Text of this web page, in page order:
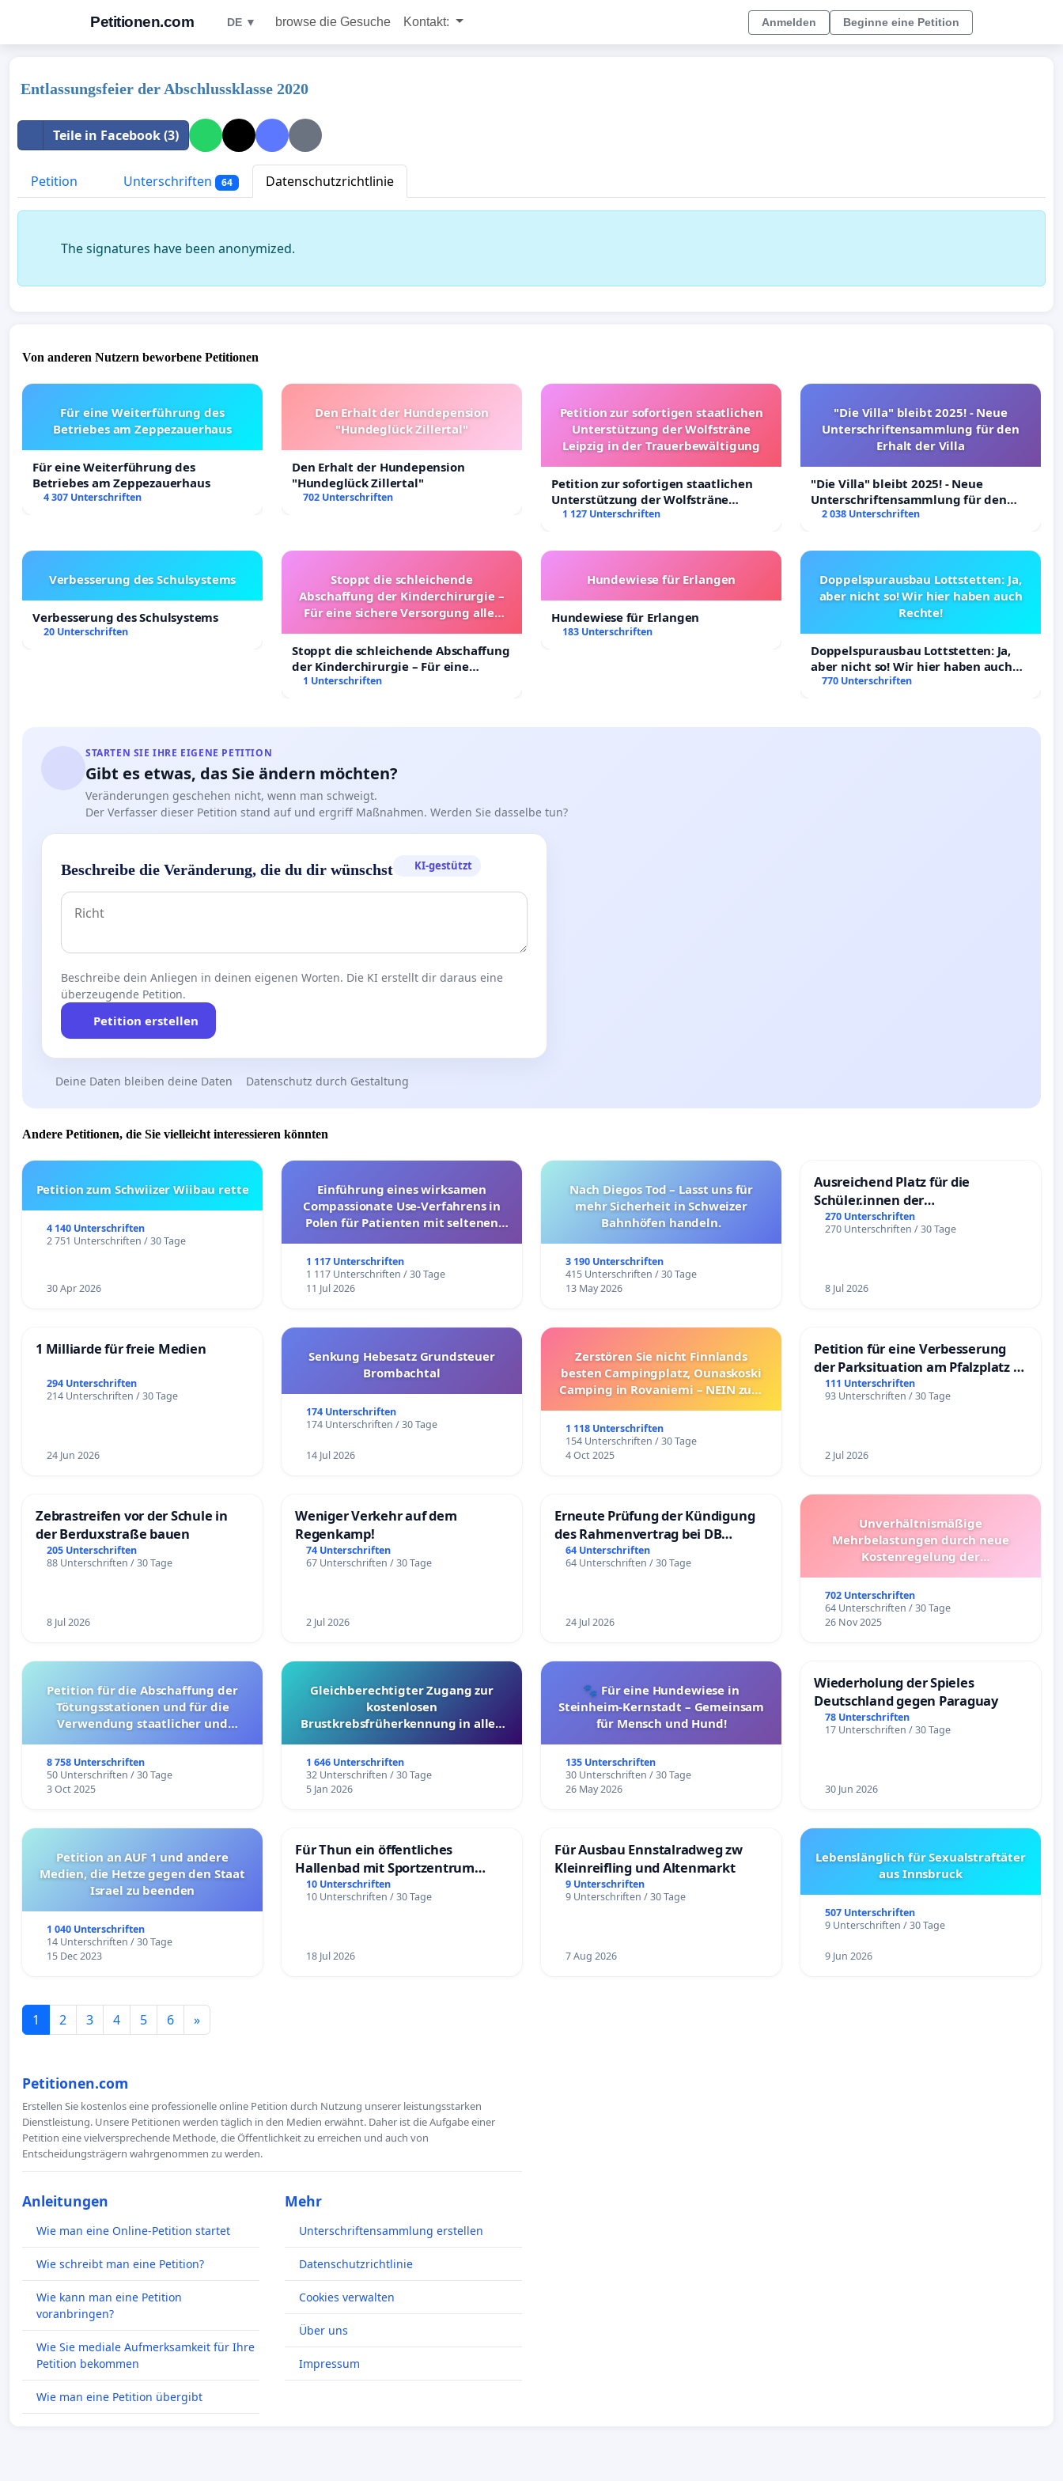
Petitionen.com DE ▼ browse die Gesuche Kontakt: Anmelden Beginne eine Petition
Entlassungsfeier der Abschlussklasse 2020
Teile in Facebook (3)
Petition Unterschriften 64 Datenschutzrichtlinie
The signatures have been anonymized.
Von anderen Nutzern beworbene Petitionen
Für eine Weiterführung des
Betriebes am Zeppezauerhaus
Für eine Weiterführung des
Betriebes am Zeppezauerhaus
4 307 Unterschriften
Den Erhalt der Hundepension
"Hundeglück Zillertal"
Den Erhalt der Hundepension
"Hundeglück Zillertal"
702 Unterschriften
Petition zur sofortigen staatlichen
Unterstützung der Wolfsträne
Leipzig in der Trauerbewältigung
Petition zur sofortigen staatlichen
Unterstützung der Wolfsträne
Leipzig in der Trauerbewältigung
1 127 Unterschriften
"Die Villa" bleibt 2025! - Neue
Unterschriftensammlung für den
Erhalt der Villa
"Die Villa" bleibt 2025! - Neue
Unterschriftensammlung für den
Erhalt der Villa
2 038 Unterschriften
Verbesserung des Schulsystems
Verbesserung des Schulsystems
20 Unterschriften
Stoppt die schleichende
Abschaffung der Kinderchirurgie –
Für eine sichere Versorgung aller
Stoppt die schleichende Abschaffung
der Kinderchirurgie – Für eine
sichere Versorgung aller Kinder in
1 Unterschriften
Hundewiese für Erlangen
Hundewiese für Erlangen
183 Unterschriften
Doppelspurausbau Lottstetten: Ja,
aber nicht so! Wir hier haben auch
Rechte!
Doppelspurausbau Lottstetten: Ja,
aber nicht so! Wir hier haben auch
Rechte!
770 Unterschriften
STARTEN SIE IHRE EIGENE PETITION
Gibt es etwas, das Sie ändern möchten?
Veränderungen geschehen nicht, wenn man schweigt.
Der Verfasser dieser Petition stand auf und ergriff Maßnahmen. Werden Sie dasselbe tun?
Beschreibe die Veränderung, die du dir wünschst KI-gestützt
Beschreibe dein Anliegen in deinen eigenen Worten. Die KI erstellt dir daraus eine
überzeugende Petition.
Petition erstellen
Deine Daten bleiben deine Daten Datenschutz durch Gestaltung
Andere Petitionen, die Sie vielleicht interessieren könnten
Petition zum Schwiizer Wiibau rette
4 140 Unterschriften
2 751 Unterschriften / 30 Tage
30 Apr 2026
Einführung eines wirksamen
Compassionate Use-Verfahrens in
Polen für Patienten mit seltenen
1 117 Unterschriften
1 117 Unterschriften / 30 Tage
11 Jul 2026
Nach Diegos Tod – Lasst uns für
mehr Sicherheit in Schweizer
Bahnhöfen handeln.
3 190 Unterschriften
415 Unterschriften / 30 Tage
13 May 2026
Ausreichend Platz für die
Schüler.innen der
Schönbergschule
270 Unterschriften
270 Unterschriften / 30 Tage
8 Jul 2026
1 Milliarde für freie Medien
294 Unterschriften
214 Unterschriften / 30 Tage
24 Jun 2026
Senkung Hebesatz Grundsteuer
Brombachtal
174 Unterschriften
174 Unterschriften / 30 Tage
14 Jul 2026
Zerstören Sie nicht Finnlands
besten Campingplatz, Ounaskoski
Camping in Rovaniemi – NEIN zum
1 118 Unterschriften
154 Unterschriften / 30 Tage
4 Oct 2025
Petition für eine Verbesserung
der Parksituation am Pfalzplatz in
Mannheim
111 Unterschriften
93 Unterschriften / 30 Tage
2 Jul 2026
Zebrastreifen vor der Schule in
der Berduxstraße bauen
205 Unterschriften
88 Unterschriften / 30 Tage
8 Jul 2026
Weniger Verkehr auf dem
Regenkamp!
74 Unterschriften
67 Unterschriften / 30 Tage
2 Jul 2026
Erneute Prüfung der Kündigung
des Rahmenvertrag bei DB
Fahrwegdienste Gmbh
64 Unterschriften
64 Unterschriften / 30 Tage
24 Jul 2026
Unverhältnismäßige
Mehrbelastungen durch neue
Kostenregelung der
Überprüfung und Alternativen
702 Unterschriften
64 Unterschriften / 30 Tage
26 Nov 2025
Petition für die Abschaffung der
Tötungsstationen und für die
Verwendung staatlicher und
8 758 Unterschriften
50 Unterschriften / 30 Tage
3 Oct 2025
Gleichberechtigter Zugang zur
kostenlosen
Brustkrebsfrüherkennung in allen
1 646 Unterschriften
32 Unterschriften / 30 Tage
5 Jan 2026
🐾 Für eine Hundewiese in
Steinheim-Kernstadt – Gemeinsam
für Mensch und Hund!
135 Unterschriften
30 Unterschriften / 30 Tage
26 May 2026
Wiederholung der Spieles
Deutschland gegen Paraguay
78 Unterschriften
17 Unterschriften / 30 Tage
30 Jun 2026
Petition an AUF 1 und andere
Medien, die Hetze gegen den Staat
Israel zu beenden
1 040 Unterschriften
14 Unterschriften / 30 Tage
15 Dec 2023
Für Thun ein öffentliches
Hallenbad mit Sportzentrum
schaffen
10 Unterschriften
10 Unterschriften / 30 Tage
18 Jul 2026
Für Ausbau Ennstalradweg zw
Kleinreifling und Altenmarkt
9 Unterschriften
9 Unterschriften / 30 Tage
7 Aug 2026
Lebenslänglich für Sexualstraftäter
aus Innsbruck
507 Unterschriften
9 Unterschriften / 30 Tage
9 Jun 2026
1 2 3 4 5 6 »
Petitionen.com
Erstellen Sie kostenlos eine professionelle online Petition durch Nutzung unserer leistungsstarken
Dienstleistung. Unsere Petitionen werden täglich in den Medien erwähnt. Daher ist die Aufgabe einer
Petition eine vielversprechende Methode, die Öffentlichkeit zu erreichen und auch von
Entscheidungsträgern wahrgenommen zu werden.
Anleitungen
Wie man eine Online-Petition startet
Wie schreibt man eine Petition?
Wie kann man eine Petition
voranbringen?
Wie Sie mediale Aufmerksamkeit für Ihre
Petition bekommen
Wie man eine Petition übergibt
Mehr
Unterschriftensammlung erstellen
Datenschutzrichtlinie
Cookies verwalten
Über uns
Impressum